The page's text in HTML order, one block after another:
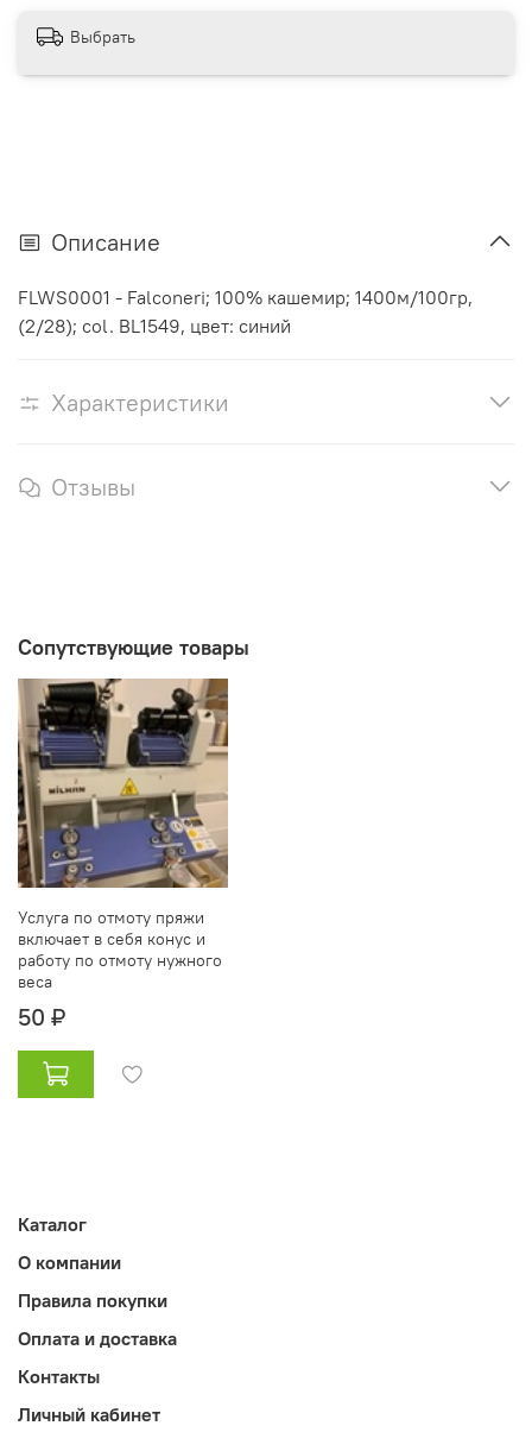
Выбрать
Описание
FLWS0001 - Falconeri; 100% кашемир; 1400м/100гр,
(2/28); col. BL1549, цвет: синий
Характеристики
Отзывы
Сопутствующие товары
Услуга по отмоту пряжи
включает в себя конус и
работу по отмоту нужного
веса
50 ₽
Каталог
О компании
Правила покупки
Оплата и доставка
Контакты
Личный кабинет